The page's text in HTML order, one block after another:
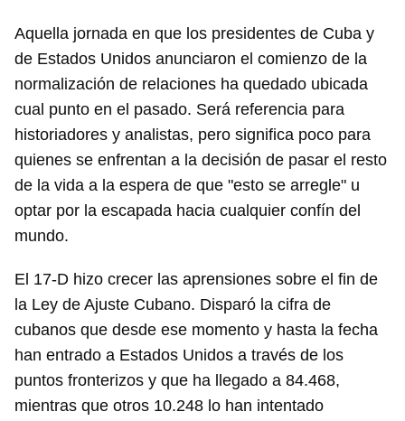
Aquella jornada en que los presidentes de Cuba y
de Estados Unidos anunciaron el comienzo de la
normalización de relaciones ha quedado ubicada
cual punto en el pasado. Será referencia para
historiadores y analistas, pero significa poco para
quienes se enfrentan a la decisión de pasar el resto
de la vida a la espera de que "esto se arregle" u
optar por la escapada hacia cualquier confín del
mundo.
El 17-D hizo crecer las aprensiones sobre el fin de
la Ley de Ajuste Cubano. Disparó la cifra de
cubanos que desde ese momento y hasta la fecha
han entrado a Estados Unidos a través de los
puntos fronterizos y que ha llegado a 84.468,
mientras que otros 10.248 lo han intentado